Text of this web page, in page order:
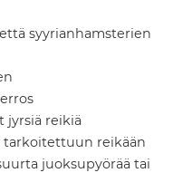
syyrianhamsterien
jyrsiä reikiä
tarkoitettuun reikään
juoksupyörää tai